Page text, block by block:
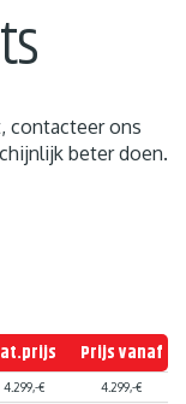
contacteer ons
beter doen.
Prijs vanaf
4.299,-€ 4.299,-€